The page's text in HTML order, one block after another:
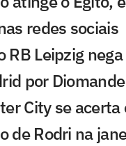
redes sociais
RB Leipzig
por Diomande
City se acerta
de Rodri na